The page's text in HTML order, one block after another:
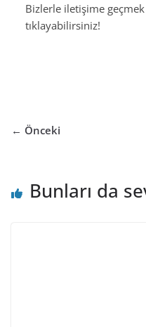
Bizlerle iletişime
tıklayabilirsiniz!
← Önceki
Bunları da